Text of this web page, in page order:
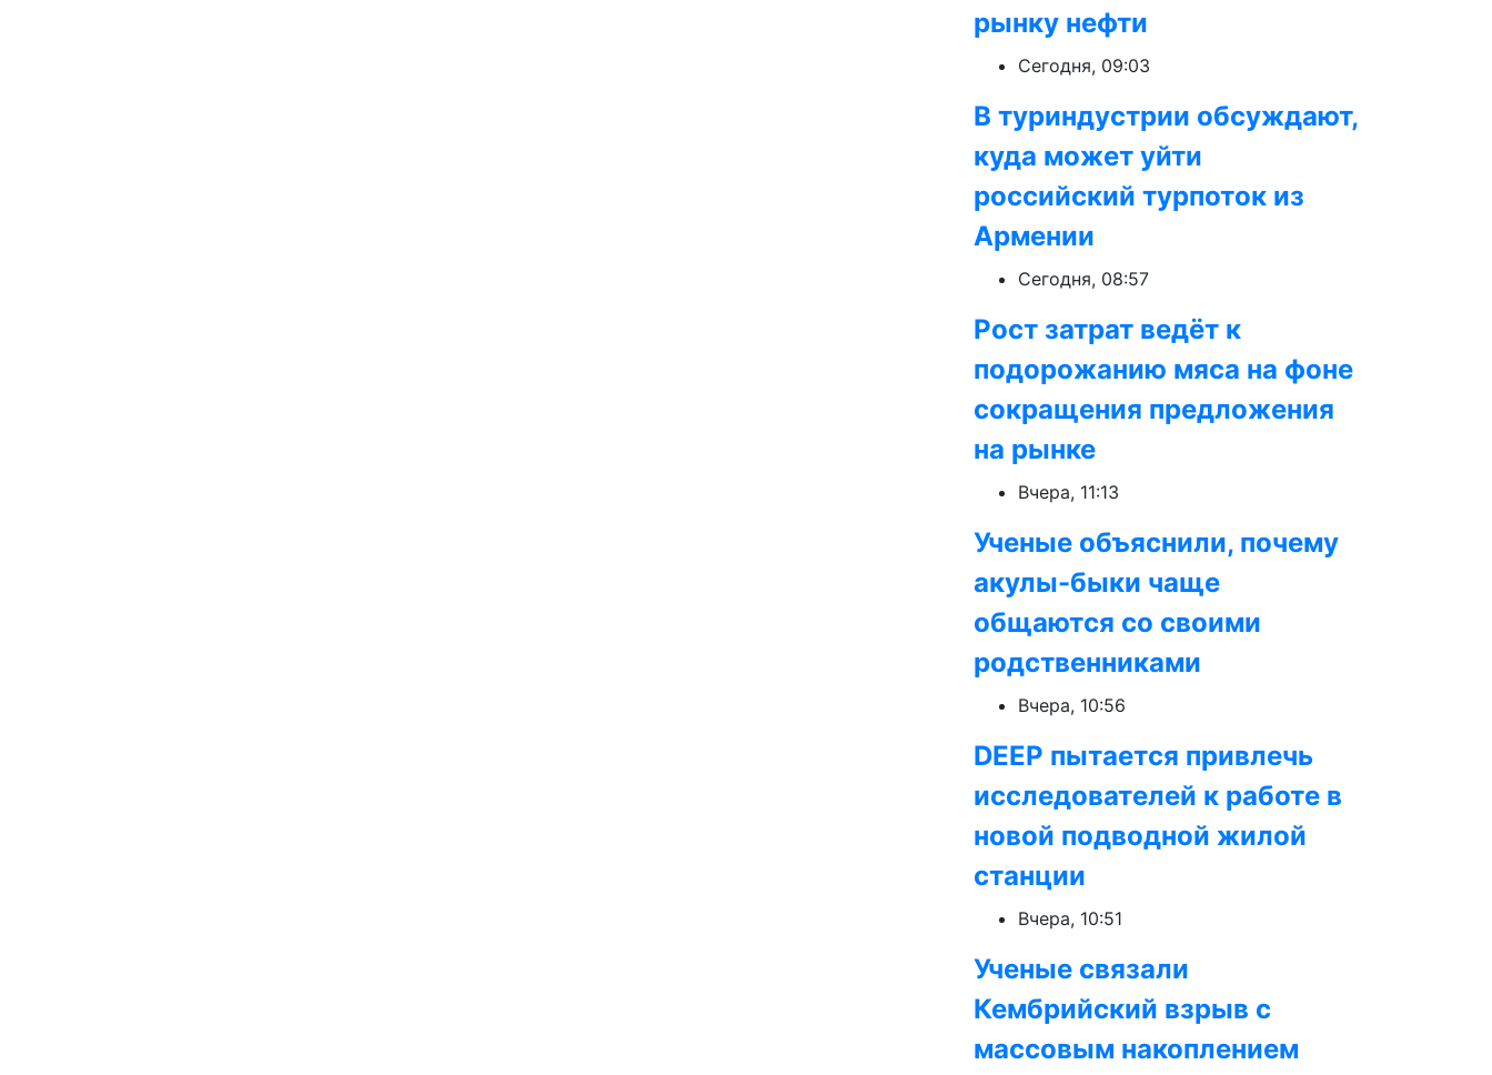
рынку нефти
Сегодня, 09:03
В туриндустрии обсуждают,
куда может уйти
российский турпоток из
Армении
Сегодня, 08:57
Рост затрат ведёт к
подорожанию мяса на фоне
сокращения предложения
на рынке
Вчера, 11:13
Ученые объяснили, почему
акулы-быки чаще
общаются со своими
родственниками
Вчера, 10:56
DEEP пытается привлечь
исследователей к работе в
новой подводной жилой
станции
Вчера, 10:51
Ученые связали
Кембрийский взрыв с
массовым накоплением